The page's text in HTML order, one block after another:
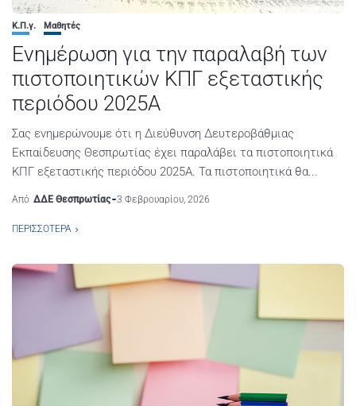
Κ.Π.γ. Μαθητές
Ενημέρωση για την παραλαβή των
πιστοποιητικών ΚΠΓ εξεταστικής
περιόδου 2025Α
Σας ενημερώνουμε ότι η Διεύθυνση Δευτεροβάθμιας
Εκπαίδευσης Θεσπρωτίας έχει παραλάβει τα πιστοποιητικά
ΚΠΓ εξεταστικής περιόδου 2025Α. Τα πιστοποιητικά θα...
Από ΔΔΕ Θεσπρωτίας 3 Φεβρουαρίου, 2026
ΠΕΡΙΣΣΌΤΕΡΑ